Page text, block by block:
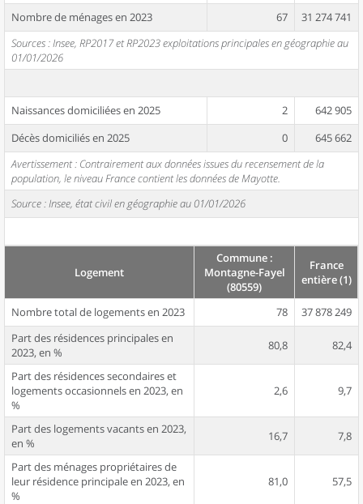
Nombre de ménages en 2023 67
31 274 741
Sources : Insee, RP2017 et RP2023 exploitations principales en géographie au
01/01/2026
Naissances domiciliées en 2025 2
642 905
Décès domiciliés en 2025
0
645 662
Avertissement : Contrairement aux données issues du recensement de la
population, le niveau France contient les données de Mayotte.
Source : Insee, état civil en géographie au 01/01/2026
Logement
Commune :
Montagne-Fayel
(80559)
France
entière (1)
Nombre total de logements en 2023 78
37 878 249
Part des résidences principales en
2023, en %
80,8 82,4
Part des résidences secondaires et
logements occasionnels en 2023, en
%
2,6 9,7
Part des logements vacants en 2023,
en %
16,7 7,8
Part des ménages propriétaires de
leur résidence principale en 2023, en
%
81,0 57,5